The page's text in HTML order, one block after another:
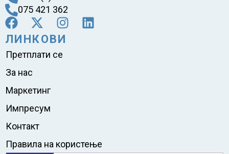
075 421 362
ЛИНКОВИ
Претплати се
За нас
Маркетинг
Импресум
Контакт
Правила на користење